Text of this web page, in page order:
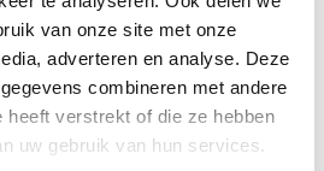
van onze site met onze
adverteren en analyse. Deze
combineren met andere
heeft verstrekt of die ze hebben
uw gebruik van hun services.
het bij ons allemaal even wat
er werd goed meegedacht. Heel
flexibel en vriendelijk met je
als je op zoek bent naar een
alleen doet wat ze beloven, maar